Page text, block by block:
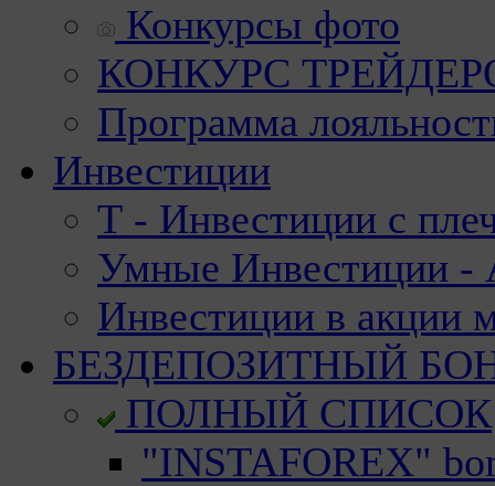
Конкурсы фото
КОНКУРС
Программа
Инвестиции
Т - Инвестиции с
Умные Инвестиции -
Инвестиции в акции
БЕЗДЕПОЗИТНЫЙ
ПОЛНЫЙ СПИСОК
"INSTAFOREX"